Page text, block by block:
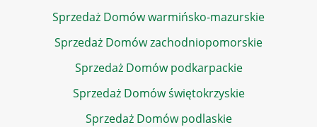
Sprzedaż Domów warmińsko-mazurskie
Sprzedaż Domów zachodniopomorskie
Sprzedaż Domów podkarpackie
Sprzedaż Domów świętokrzyskie
Sprzedaż Domów podlaskie